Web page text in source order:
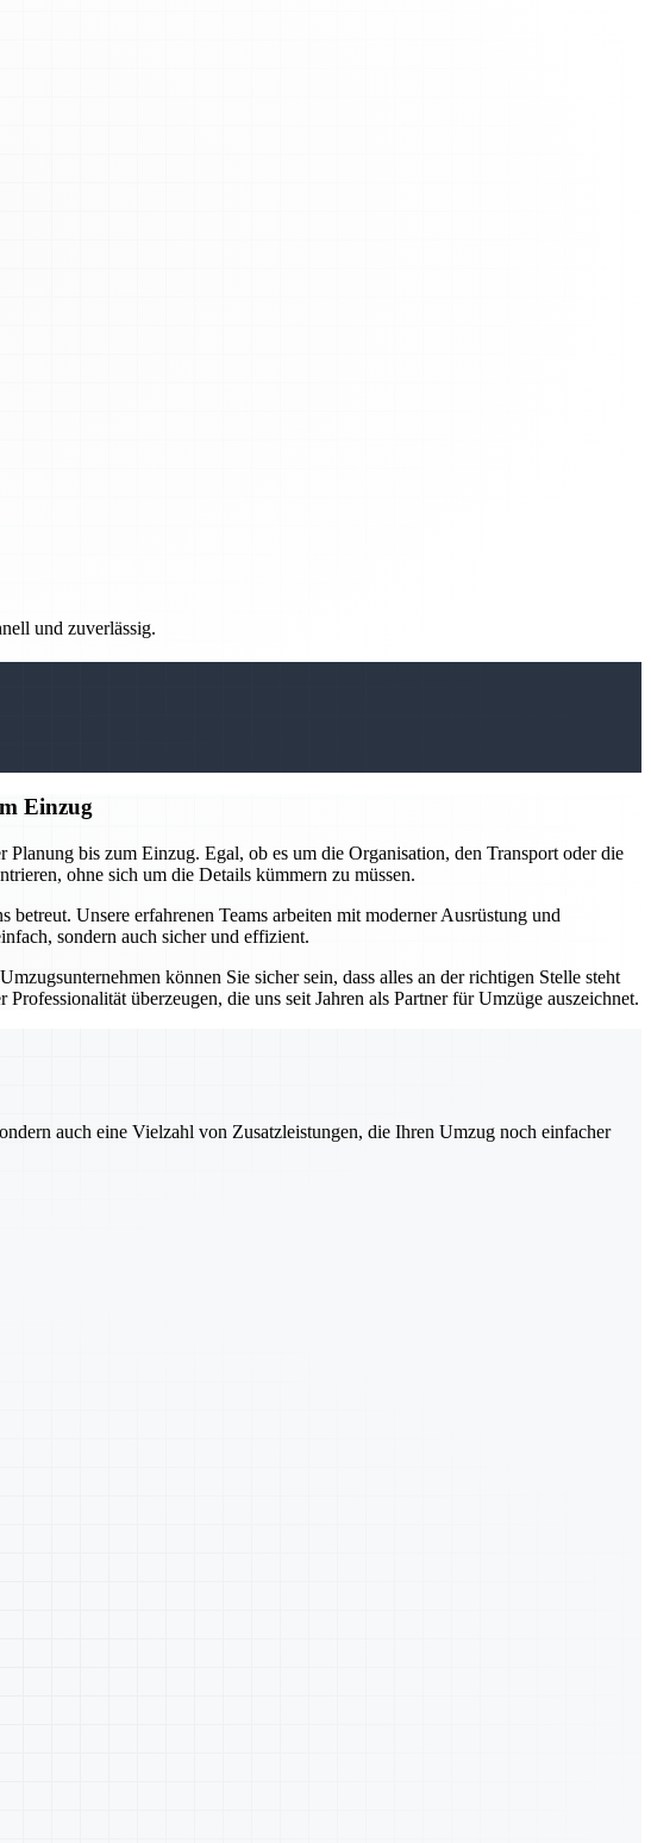
und zuverlässig.
Einzug
bis zum Einzug. Egal, ob es um die Organisation, den Transport oder die
ohne sich um die Details kümmern zu müssen.
Unsere erfahrenen Teams arbeiten mit moderner Ausrüstung und
sondern auch sicher und effizient.
können Sie sicher sein, dass alles an der richtigen Stelle steht
überzeugen, die uns seit Jahren als Partner für Umzüge auszeichnet.
auch eine Vielzahl von Zusatzleistungen, die Ihren Umzug noch einfacher